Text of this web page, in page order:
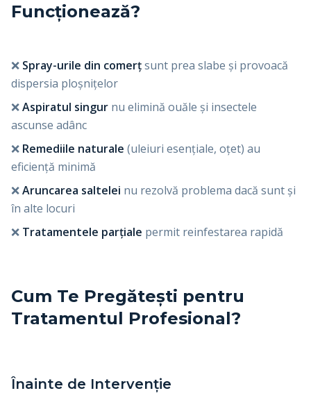
Funcționează?
❌ Spray-urile din comerțsunt prea slabe și provoacă
dispersia ploșnițelor
❌Aspiratul singur nu elimină ouăle și insectele
ascunse adânc
❌ Remediile naturale (uleiuri esențiale, oțet) au
eficiență minimă
❌Aruncarea saltelei nu rezolvă problema dacă sunt și
în alte locuri
❌ Tratamentele parțiale permit reinfestarea rapidă
Cum Te Pregătești pentru
Tratamentul Profesional?
Înainte de Intervenție